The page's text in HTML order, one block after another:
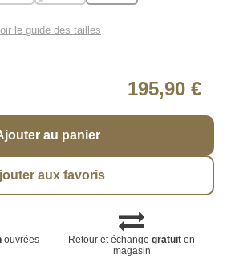
le guide des tailles
195,90 €
au panier
aux favoris
ouvrées Retour et échangegratuit en
magasin